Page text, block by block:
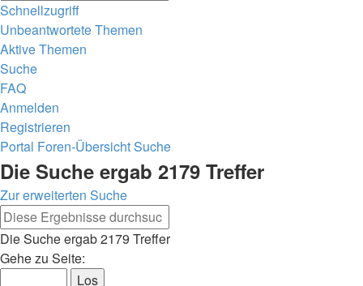
Schnellzugriff
Unbeantwortete Themen
Aktive Themen
Suche
FAQ
Anmelden
Registrieren
Portal Foren-ÜbersichtSuche
Suche
Die Suche ergab 2179 Treffer
Zur erweiterten Suche
Die Suche ergab 2179 Treffer
Seite
Gehe zu Seite: